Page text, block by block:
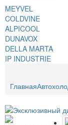
MEYVEL
COLDVINE
ALPICOOL
DUNAVOX
DELLA MARTA
IP INDUSTRIE
Главная